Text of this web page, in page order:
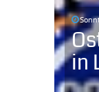
in